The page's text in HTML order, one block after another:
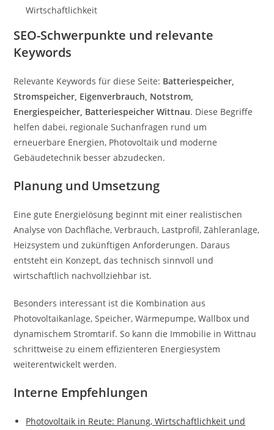
Wirtschaftlichkeit
SEO-Schwerpunkte und relevante
Keywords
Relevante Keywords für diese Seite: Batteriespeicher,
Stromspeicher, Eigenverbrauch, Notstrom,
Energiespeicher, Batteriespeicher Wittnau. Diese Begriffe
helfen dabei, regionale Suchanfragen rund um
erneuerbare Energien, Photovoltaik und moderne
Gebäudetechnik besser abzudecken.
Planung und Umsetzung
Eine gute Energielösung beginnt mit einer realistischen
Analyse von Dachfläche, Verbrauch, Lastprofil, Zähleranlage,
Heizsystem und zukünftigen Anforderungen. Daraus
entsteht ein Konzept, das technisch sinnvoll und
wirtschaftlich nachvollziehbar ist.
Besonders interessant ist die Kombination aus
Photovoltaikanlage, Speicher, Wärmepumpe, Wallbox und
dynamischem Stromtarif. So kann die Immobilie in Wittnau
schrittweise zu einem effizienteren Energiesystem
weiterentwickelt werden.
Interne Empfehlungen
Photovoltaik in Reute: Planung, Wirtschaftlichkeit und